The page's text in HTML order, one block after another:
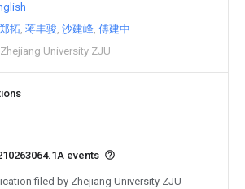
拓 蒋丰骏 沙建峰 傅建中
Zhejiang University ZJU
events
filed by Zhejiang University ZJU